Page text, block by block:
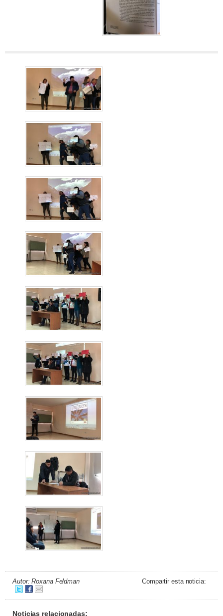
Autor: Roxana Feldman Compartir esta noticia:
Noticias relacionadas: